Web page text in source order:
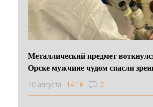
Металлический предмет
Орске мужчине чудом спасли
10 августа 14:16 2